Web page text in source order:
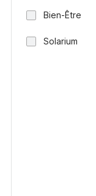
Bien-Être
Solarium